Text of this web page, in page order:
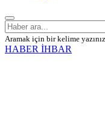
Aramak için bir kelime yazınız.
HABER İHBAR